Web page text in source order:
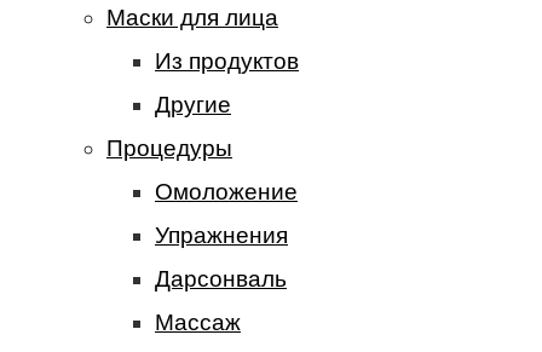
Маски для лица
Из продуктов
Другие
Процедуры
Омоложение
Упражнения
Дарсонваль
Массаж